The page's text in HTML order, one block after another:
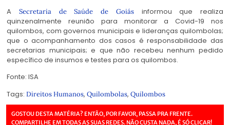
A Secretaria de Saúde de Goiásinformou que realiza
quinzenalmente reunião para monitorar a Covid-19 nos
quilombos, com governos municipais e lideranças quilombolas;
que o acompanhamento dos casos é responsabilidade das
secretarias municipais; e que não recebeu nenhum pedido
específico de insumos e testes para os quilombos.
Fonte: ISA
Tags: Direitos Humanos, Quilombolas, Quilombos
GOSTOU DESTA MATÉRIA? ENTÃO, POR FAVOR, PASSA PRA FRENTE.
COMPARTILHE EM TODAS AS SUAS REDES. NÃO CUSTA NADA, É SÓ CLICAR!